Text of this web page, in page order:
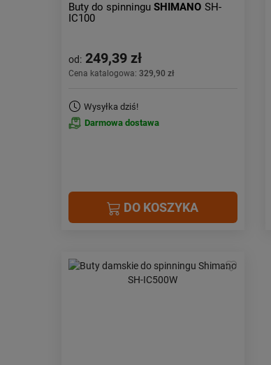
Buty do spinningu SHIMANO SH-
IC100
od:249,39 zł
Cena katalogowa: 329,90 zł
Wysyłka dziś!
Darmowa dostawa
DO KOSZYKA